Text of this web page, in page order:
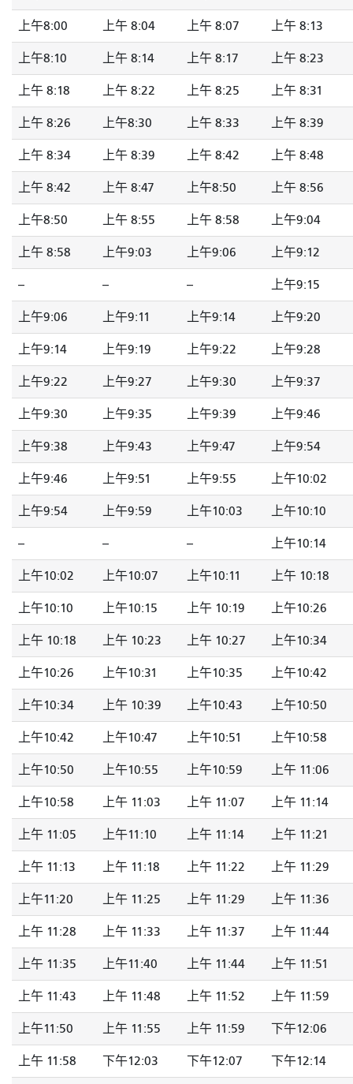
上午8:00 上午 8:04 上午 8:07 上午 8:13
上午8:10 上午 8:14 上午 8:17 上午 8:23
上午 8:18 上午 8:22 上午 8:25 上午 8:31
上午 8:26 上午8:30 上午 8:33 上午 8:39
上午 8:34 上午 8:39 上午 8:42 上午 8:48
上午 8:42 上午 8:47 上午8:50 上午 8:56
上午8:50 上午 8:55 上午 8:58 上午9:04
上午 8:58 上午9:03 上午9:06 上午9:12
-- -- -- 上午9:15
上午9:06 上午9:11 上午9:14 上午9:20
上午9:14 上午9:19 上午9:22 上午9:28
上午9:22 上午9:27 上午9:30 上午9:37
上午9:30 上午9:35 上午9:39 上午9:46
上午9:38 上午9:43 上午9:47 上午9:54
上午9:46 上午9:51 上午9:55 上午10:02
上午9:54 上午9:59 上午10:03 上午10:10
-- -- -- 上午10:14
上午10:02 上午10:07 上午10:11 上午 10:18
上午10:10 上午10:15 上午 10:19 上午10:26
上午 10:18 上午 10:23 上午 10:27 上午10:34
上午10:26 上午10:31 上午10:35 上午10:42
上午10:34 上午 10:39 上午10:43 上午10:50
上午10:42 上午10:47 上午10:51 上午10:58
上午10:50 上午10:55 上午10:59 上午 11:06
上午10:58 上午 11:03 上午 11:07 上午 11:14
上午 11:05 上午11:10 上午 11:14 上午 11:21
上午 11:13 上午 11:18 上午 11:22 上午 11:29
上午11:20 上午 11:25 上午 11:29 上午 11:36
上午 11:28 上午 11:33 上午 11:37 上午 11:44
上午 11:35 上午11:40 上午 11:44 上午 11:51
上午 11:43 上午 11:48 上午 11:52 上午 11:59
上午11:50 上午 11:55 上午 11:59 下午12:06
上午 11:58 下午12:03 下午12:07 下午12:14